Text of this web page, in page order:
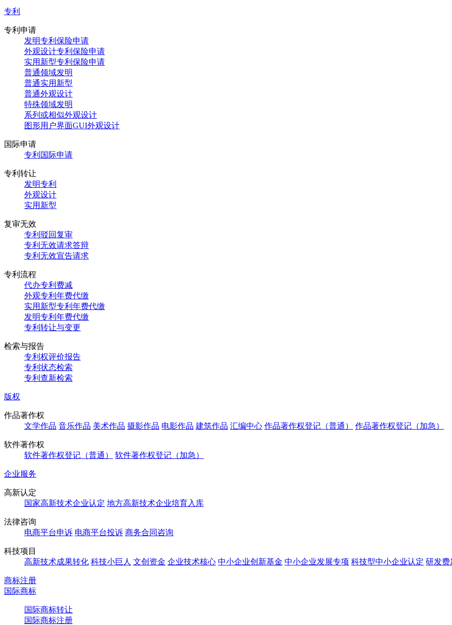
专利
专利申请
发明专利保险申请
外观设计专利保险申请
实用新型专利保险申请
普通领域发明
普通实用新型
普通外观设计
特殊领域发明
系列或相似外观设计
图形用户界面GUI外观设计
国际申请
专利国际申请
专利转让
发明专利
外观设计
实用新型
复审无效
专利驳回复审
专利无效请求答辩
专利无效宣告请求
专利流程
代办专利费减
外观专利年费代缴
实用新型专利年费代缴
发明专利年费代缴
专利转让与变更
检索与报告
专利权评价报告
专利状态检索
专利查新检索
版权
作品著作权
文学作品 音乐作品 美术作品 摄影作品 电影作品 建筑作品 汇编中心 作品著作权登记（普通） 作品著作权登记（加急）
软件著作权
软件著作权登记（普通）
软件著作权登记（加急）
企业服务
高新认定
国家高新技术企业认定 地方高新技术企业培育入库
法律咨询
电商平台申诉 电商平台投诉 商务合同咨询
科技项目
高新技术成果转化 科技小巨人 文创资金 企业技术核心 中小企业创新基金 中小企业发展专项 科技型中小企业认定 研发费
商标注册
国际商标
国际商标转让
国际商标注册